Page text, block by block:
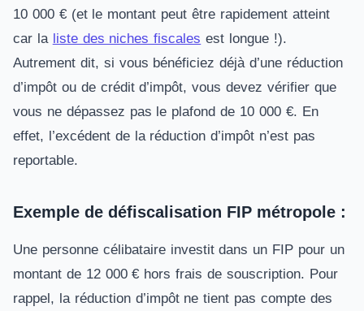
10 000 € (et le montant peut être rapidement atteint
car la liste des niches fiscales est longue !).
Autrement dit, si vous bénéficiez déjà d’une réduction
d’impôt ou de crédit d’impôt, vous devez vérifier que
vous ne dépassez pas le plafond de 10 000 €. En
effet, l’excédent de la réduction d’impôt n’est pas
reportable.
Exemple de défiscalisation FIP métropole :
Une personne célibataire investit dans un FIP pour un
montant de 12 000 € hors frais de souscription. Pour
rappel, la réduction d’impôt ne tient pas compte des